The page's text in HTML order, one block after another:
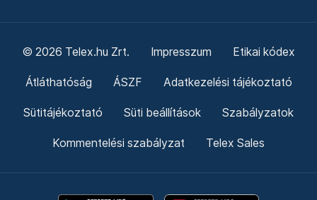
© 2026 Telex.hu Zrt. Impresszum Etikai kódex
Átláthatóság ÁSZF Adatkezelési tájékoztató
Sütitájékoztató Süti beállítások Szabályzatok
Kommentelési szabályzat Telex Sales